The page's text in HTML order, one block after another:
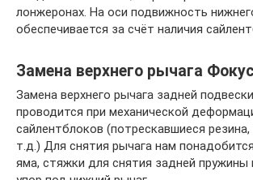
лонжеронах. На оси подвижность
обеспечивается за счёт наличия
Замена верхнего рычага Фокус
Замена верхнего рычага задней
проводится при механической
сайлентблоков (потрескавшиеся резина,
т.д.) Для снятия рычага нам
яма, стяжки для снятия задней пружины